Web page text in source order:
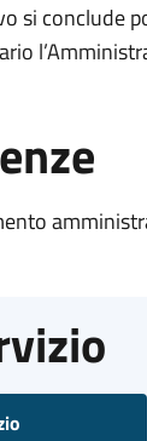
si conclude